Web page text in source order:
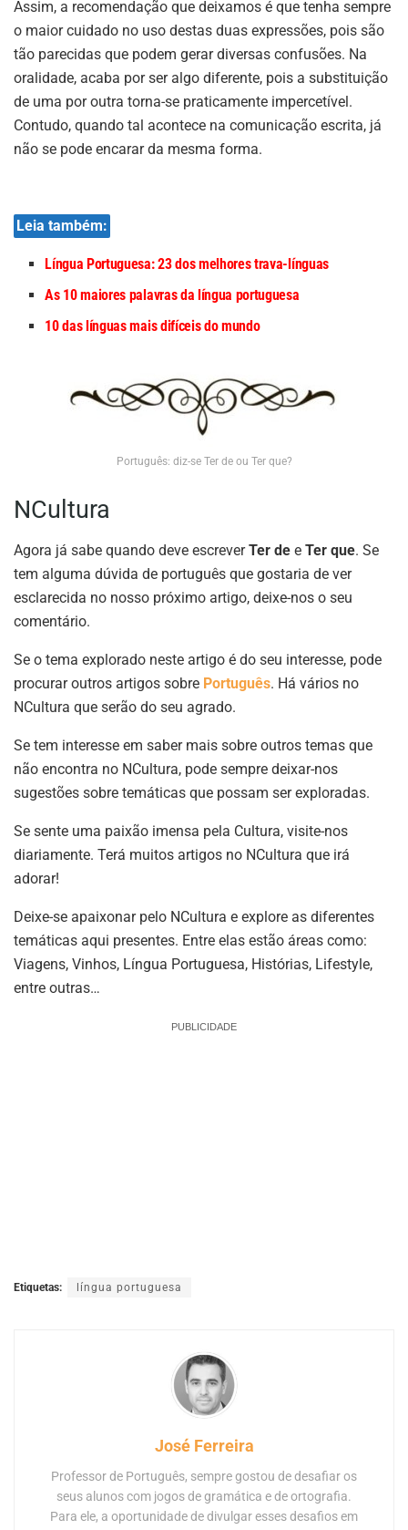
Assim, a recomendação que deixamos é que tenha sempre
o maior cuidado no uso destas duas expressões, pois são
tão parecidas que podem gerar diversas confusões. Na
oralidade, acaba por ser algo diferente, pois a substituição
de uma por outra torna-se praticamente impercetível.
Contudo, quando tal acontece na comunicação escrita, já
não se pode encarar da mesma forma.
Leia também:
Língua Portuguesa: 23 dos melhores trava-línguas
As 10 maiores palavras da língua portuguesa
10 das línguas mais difíceis do mundo
Português: diz-se Ter de ou Ter que?
NCultura
Agora já sabe quando deve escreverTer de e Ter que. Se
tem alguma dúvida de português que gostaria de ver
esclarecida no nosso próximo artigo, deixe-nos o seu
comentário.
Se o tema explorado neste artigo é do seu interesse, pode
procurar outros artigos sobre Português. Há vários no
NCultura que serão do seu agrado.
Se tem interesse em saber mais sobre outros temas que
não encontra no NCultura, pode sempre deixar-nos
sugestões sobre temáticas que possam ser exploradas.
Se sente uma paixão imensa pela Cultura, visite-nos
diariamente. Terá muitos artigos no NCultura que irá
adorar!
Deixe-se apaixonar pelo NCultura e explore as diferentes
temáticas aqui presentes. Entre elas estão áreas como:
Viagens, Vinhos, Língua Portuguesa, Histórias, Lifestyle,
entre outras…
PUBLICIDADE
Etiquetas: língua portuguesa
José Ferreira
Professor de Português, sempre gostou de desafiar os
seus alunos com jogos de gramática e de ortografia.
Para ele, a oportunidade de divulgar esses desafios em